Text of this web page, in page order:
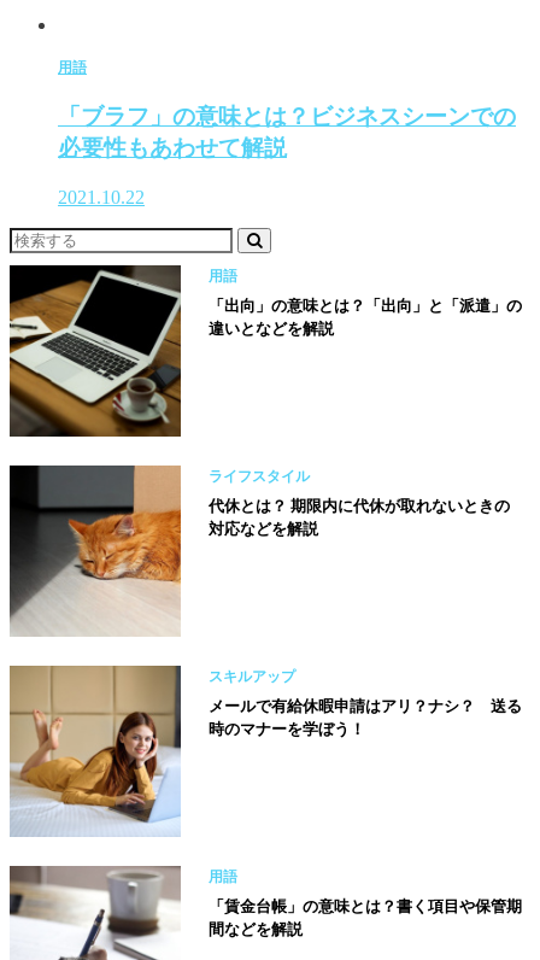
用語
「ブラフ」の意味とは？ビジネスシーンでの
必要性もあわせて解説
2021.10.22
用語
「出向」の意味とは？「出向」と「派遣」の
違いとなどを解説
ライフスタイル
代休とは？ 期限内に代休が取れないときの
対応などを解説
スキルアップ
メールで有給休暇申請はアリ？ナシ？ 送る
時のマナーを学ぼう！
用語
「賃金台帳」の意味とは？書く項目や保管期
間などを解説